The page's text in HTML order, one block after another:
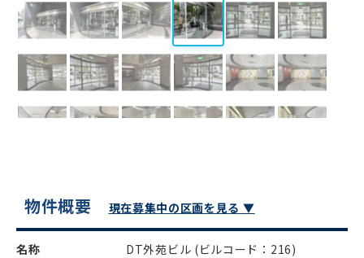
物件概要 現在募集中の区画を見る ▼
名称 DT外苑ビル (ビルコード：216)